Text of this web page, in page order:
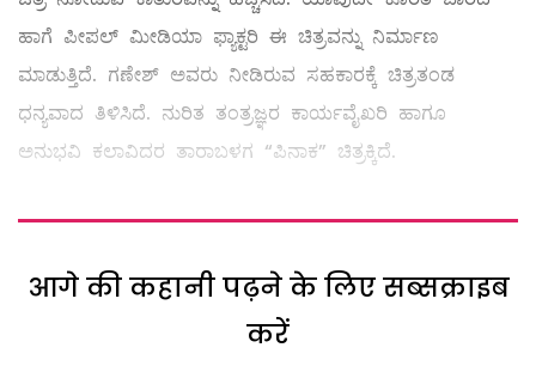
ಹಾಗೆ ಪೀಪಲ್ ಮೀಡಿಯಾ ಫ್ಯಾಕ್ಟರಿ ಈ ಚಿತ್ರವನ್ನು ನಿರ್ಮಾಣ
ಮಾಡುತ್ತಿದೆ. ಗಣೇಶ್ ಅವರು ನೀಡಿರುವ ಸಹಕಾರಕ್ಕೆ ಚಿತ್ರತಂಡ
ಧನ್ಯವಾದ ತಿಳಿಸಿದೆ. ನುರಿತ ತಂತ್ರಜ್ಞರ ಕಾರ್ಯವೈಖರಿ ಹಾಗೂ
ಅನುಭವಿ ಕಲಾವಿದರ ತಾರಾಬಳಗ “ಪಿನಾಕ” ಚಿತ್ರಕ್ಕಿದೆ.
आगे की कहानी पढ़ने के लिए सब्सक्राइब
करें